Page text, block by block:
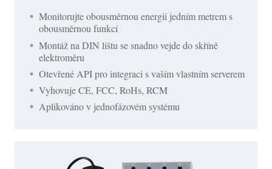
Monitorujte obousměrnou energii jedním metrem s
obousměrnou funkcí
Montáž na DIN lištu se snadno vejde do skříně
elektroměru
Otevřené API pro integraci s vaším vlastním serverem
Vyhovuje CE, FCC, RoHs, RCM
Aplikováno v jednofázovém systému